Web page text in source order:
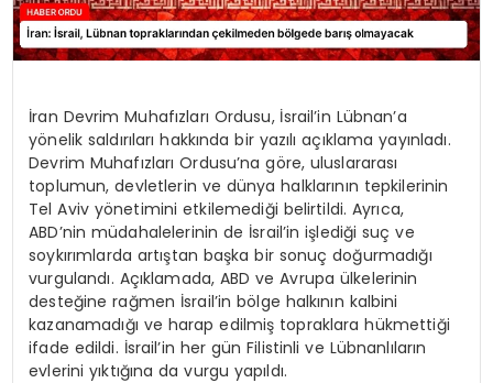
İran Devrim Muhafızları Ordusu, İsrail’in Lübnan’a
yönelik saldırıları hakkında bir yazılı açıklama yayınladı.
Devrim Muhafızları Ordusu’na göre, uluslararası
toplumun, devletlerin ve dünya halklarının tepkilerinin
Tel Aviv yönetimini etkilemediği belirtildi. Ayrıca,
ABD’nin müdahalelerinin de İsrail’in işlediği suç ve
soykırımlarda artıştan başka bir sonuç doğurmadığı
vurgulandı. Açıklamada, ABD ve Avrupa ülkelerinin
desteğine rağmen İsrail’in bölge halkının kalbini
kazanamadığı ve harap edilmiş topraklara hükmettiği
ifade edildi. İsrail’in her gün Filistinli ve Lübnanlıların
evlerini yıktığına da vurgu yapıldı.